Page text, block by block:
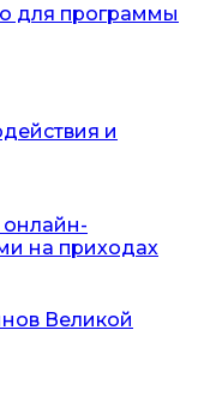
для программы
и
на приходах
Великой